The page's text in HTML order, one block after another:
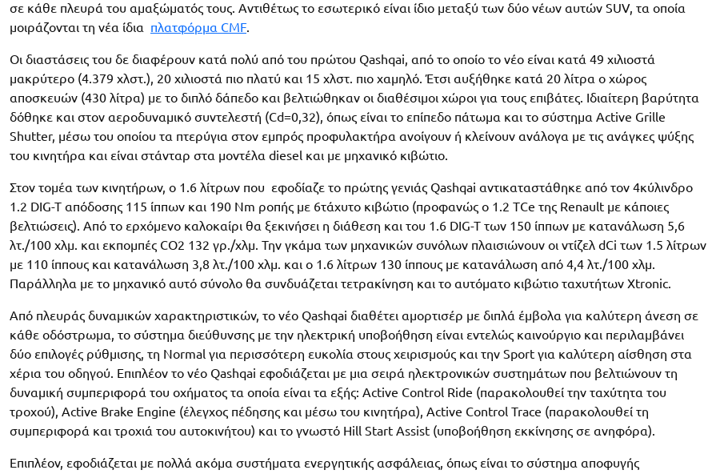
σε κάθε πλευρά του αμαξώματός τους. Αντιθέτως το εσωτερικό είναι ίδιο μεταξύ των δύο νέων αυτών SUV, τα οποία
μοιράζονται τη νέα ίδια πλατφόρμα CMF.
Οι διαστάσεις του δε διαφέρουν κατά πολύ από του πρώτου Qashqai, από το οποίο το νέο είναι κατά 49 χιλιοστά
μακρύτερο (4.379 χλστ.), 20 χιλιοστά πιο πλατύ και 15 χλστ. πιο χαμηλό. Έτσι αυξήθηκε κατά 20 λίτρα ο χώρος
αποσκευών (430 λίτρα) με το διπλό δάπεδο και βελτιώθηκαν οι διαθέσιμοι χώροι για τους επιβάτες. Ιδιαίτερη βαρύτητα
δόθηκε και στον αεροδυναμικό συντελεστή (Cd=0,32), όπως είναι το επίπεδο πάτωμα και το σύστημα Active Grille
Shutter, μέσω του οποίου τα πτερύγια στον εμπρός προφυλακτήρα ανοίγουν ή κλείνουν ανάλογα με τις ανάγκες ψύξης
του κινητήρα και είναι στάνταρ στα μοντέλα diesel και με μηχανικό κιβώτιο.
Στον τομέα των κινητήρων, ο 1.6 λίτρων που εφοδίαζε το πρώτης γενιάς Qashqai αντικαταστάθηκε από τον 4κύλινδρο
1.2 DIG-T απόδοσης 115 ίππων και 190 Nm ροπής με 6τάχυτο κιβώτιο (προφανώς ο 1.2 TCe της Renault με κάποιες
βελτιώσεις). Από το ερχόμενο καλοκαίρι θα ξεκινήσει η διάθεση και του 1.6 DIG-T των 150 ίππων με κατανάλωση 5,6
λτ./100 χλμ. και εκπομπές CO2 132 γρ./χλμ. Την γκάμα των μηχανικών συνόλων πλαισιώνουν οι ντίζελ dCi των 1.5 λίτρων
με 110 ίππους και κατανάλωση 3,8 λτ./100 χλμ. και ο 1.6 λίτρων 130 ίππους με κατανάλωση από 4,4 λτ./100 χλμ.
Παράλληλα με το μηχανικό αυτό σύνολο θα συνδυάζεται τετρακίνηση και το αυτόματο κιβώτιο ταχυτήτων Xtronic.
Από πλευράς δυναμικών χαρακτηριστικών, το νέο Qashqai διαθέτει αμορτισέρ με διπλά έμβολα για καλύτερη άνεση σε
κάθε οδόστρωμα, το σύστημα διεύθυνσης με την ηλεκτρική υποβοήθηση είναι εντελώς καινούργιο και περιλαμβάνει
δύο επιλογές ρύθμισης, τη Normal για περισσότερη ευκολία στους χειρισμούς και την Sport για καλύτερη αίσθηση στα
χέρια του οδηγού. Επιπλέον το νέο Qashqai εφοδιάζεται με μια σειρά ηλεκτρονικών συστημάτων που βελτιώνουν τη
δυναμική συμπεριφορά του οχήματος τα οποία είναι τα εξής: Active Control Ride (παρακολουθεί την ταχύτητα του
τροχού), Active Brake Engine (έλεγχος πέδησης και μέσω του κινητήρα), Active Control Trace (παρακολουθεί τη
συμπεριφορά και τροχιά του αυτοκινήτου) και το γνωστό Hill Start Assist (υποβοήθηση εκκίνησης σε ανηφόρα).
Επιπλέον, εφοδιάζεται με πολλά ακόμα συστήματα ενεργητικής ασφάλειας, όπως είναι το σύστημα αποφυγής